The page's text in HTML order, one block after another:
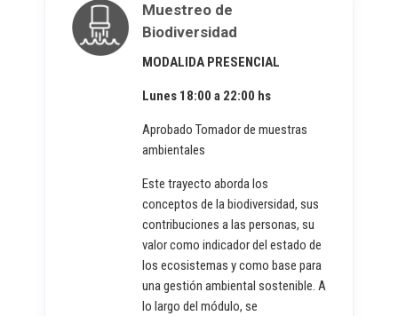
Muestreo de
Biodiversidad
MODALIDA PRESENCIAL
Lunes 18:00 a 22:00 hs
Aprobado Tomador de muestras
ambientales
Este trayecto aborda los
conceptos de la biodiversidad, sus
contribuciones a las personas, su
valor como indicador del estado de
los ecosistemas y como base para
una gestión ambiental sostenible. A
lo largo del módulo, se